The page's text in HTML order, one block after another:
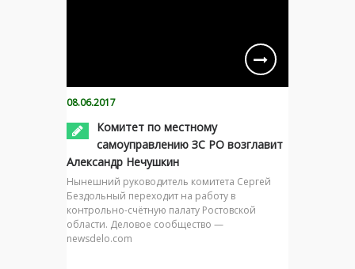
08.06.2017
Комитет по местному
самоуправлению ЗС РО возглавит
Александр Нечушкин
Нынешний руководитель комитета Сергей
Бездольный переходит на работу в
контрольно-счётную палату Ростовской
области. Деловое сообщество —
newsdelo.com